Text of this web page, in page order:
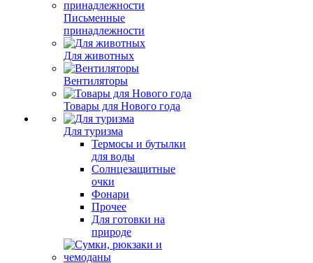
Письменные
принадлежности
Для животных
Вентиляторы
Товары для Нового года
Для туризма
Термосы и бутылки
для воды
Солнцезащитные
очки
Фонари
Прочее
Для готовки на
природе